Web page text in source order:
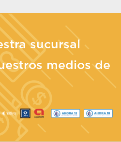
sucursal
medios de